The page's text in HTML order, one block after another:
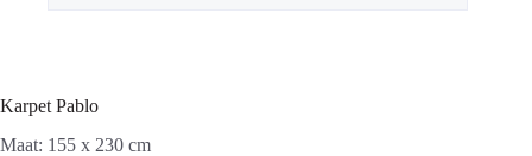
Karpet Pablo
Maat: 155 x 230 cm